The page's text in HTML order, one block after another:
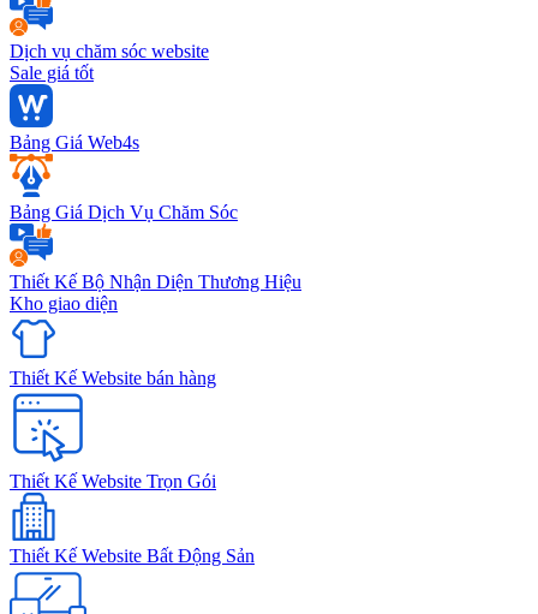
Dịch vụ chăm sóc website
Sale giá tốt
Bảng Giá Web4s
Bảng Giá Dịch Vụ Chăm Sóc
Thiết Kế Bộ Nhận Diện Thương Hiệu
Kho giao diện
Thiết Kế Website bán hàng
Thiết Kế Website Trọn Gói
Thiết Kế Website Bất Động Sản